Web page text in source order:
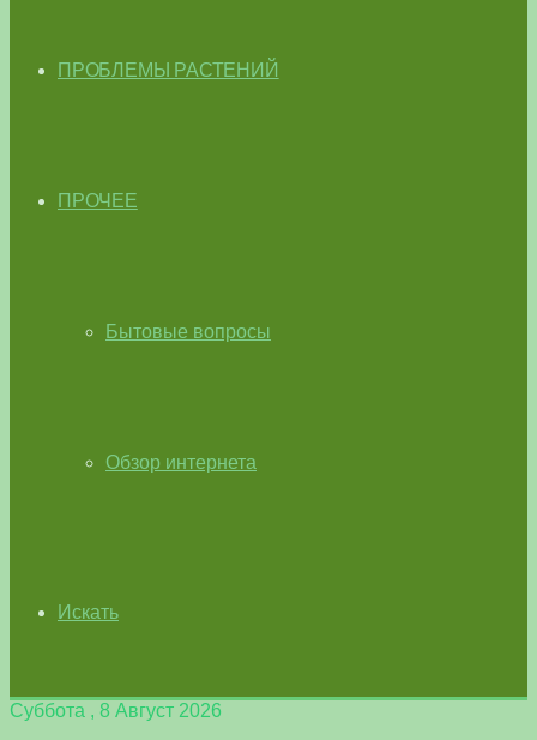
ПРОБЛЕМЫ РАСТЕНИЙ
ПРОЧЕЕ
Бытовые вопросы
Обзор интернета
Искать
Суббота , 8 Август 2026